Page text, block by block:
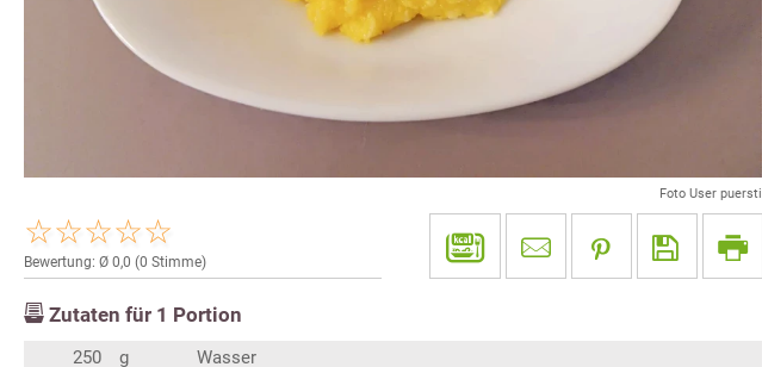
Foto User puersti
Bewertung: Ø 0,0 (0 Stimme)
Zutaten für 1 Portion
250 g
Wasser